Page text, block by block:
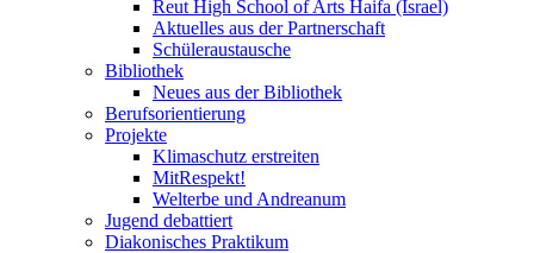
Reut High School of Arts Haifa (Israel)
Aktuelles aus der Partnerschaft
Schüleraustausche
Bibliothek
Neues aus der Bibliothek
Berufsorientierung
Projekte
Klimaschutz erstreiten
MitRespekt!
Welterbe und Andreanum
Jugend debattiert
Diakonisches Praktikum